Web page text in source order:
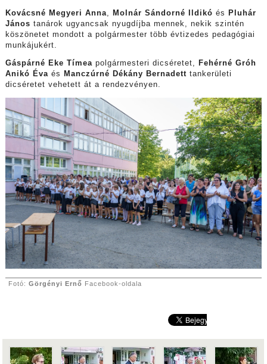
Kovácsné Megyeri Anna Molnár Sándorné Ildikó és
Pluhár
János tanárok ugyancsak nyugdíjba mennek, nekik szintén
köszönetet mondott a polgármester több évtizedes pedagógiai
munkájukért.
Gáspárné Eke Tímeapolgármesteri dicséretet,
Fehérné Gróh
Anikó Évaés Manczúrné Dékány Bernadetttankerületi
dicséretet vehetett át a rendezvényen.
Fotó: Görgényi Ernő Facebook-oldala